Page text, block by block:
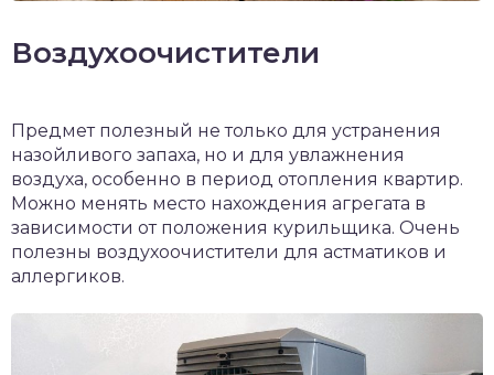
Воздухоочистители
Предмет полезный не только для устранения
назойливого запаха, но и для увлажнения
воздуха, особенно в период отопления квартир.
Можно менять место нахождения агрегата в
зависимости от положения курильщика. Очень
полезны воздухоочистители для астматиков и
аллергиков.